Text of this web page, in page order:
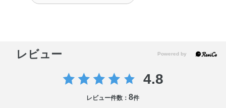
レビュー
4.8
レビュー件数：8件